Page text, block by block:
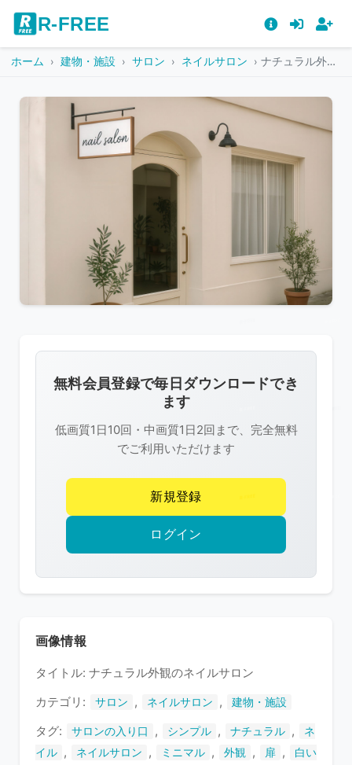
R-FREE
ホーム 建物・施設 サロン ネイルサロン ナチュラル外観のネイルサロン
像
は
R-
FREE
作
権
護
い
ま
無料会員登録で毎日ダウンロードでき
ます
低画質1日10回・中画質1日2回まで、完全無料
でご利用いただけます
新規登録
ログイン
画像情報
タイトル: ナチュラル外観のネイルサロン
カテゴリ:
サロン , ネイルサロン , 建物・施設
タグ: サロンの入り口 , シンプル , ナチュラル ,
ネ
イル , ネイルサロン , ミニマル , 外観 , 扉 ,
白い